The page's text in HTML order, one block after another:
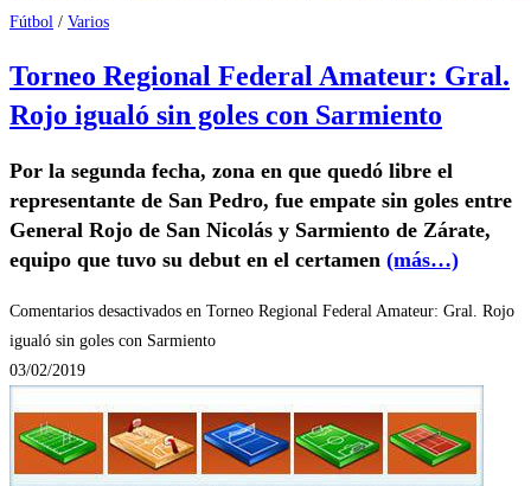
Fútbol / Varios
Torneo Regional Federal Amateur: Gral.
Rojo igualó sin goles con Sarmiento
Por la segunda fecha, zona en que quedó libre el
representante de San Pedro, fue empate sin goles entre
General Rojo de San Nicolás y Sarmiento de Zárate,
equipo que tuvo su debut en el certamen (más…)
Comentarios desactivados en Torneo Regional Federal Amateur: Gral. Rojo
igualó sin goles con Sarmiento
03/02/2019